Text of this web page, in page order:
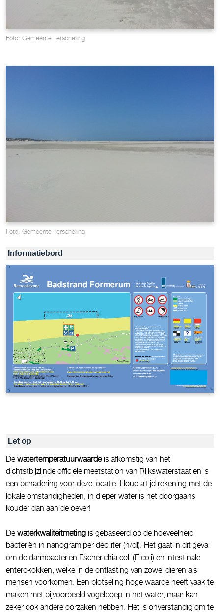
Foto: Gemeente Terschelling
Foto: Gemeente Terschelling
Informatiebord
Let op
De watertemperatuurwaardeis afkomstig van het
dichtstbijzijnde officiële meetstation van Rijkswaterstaat en is
een benadering voor deze locatie. Houd altijd rekening met de
lokale omstandigheden, in dieper water is het doorgaans
kouder dan aan de oever!
De waterkwaliteitmeting is gebaseerd op de hoeveelheid
bacteriën in nanogram per deciliter (n/dl). Het gaat in dit geval
om de darmbacterien Escherichia coli (E.coli) en intestinale
enterokokken, welke in de ontlasting van zowel dieren als
mensen voorkomen. Een plotseling hoge waarde heeft vaak te
maken met bijvoorbeeld vogelpoep in het water, maar kan
zeker ook andere oorzaken hebben. Het is onverstandig om te